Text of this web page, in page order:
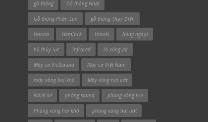
gỗ thông Gỗ thông Nhật
Gỗ thông Phần Lan gỗ thông Thụy Điển
Harvia Hemlock Hinoki hồng ngoại
hồ thủy lực Infrared lò xông đá
Máy cơ VietSauna Máy cơ Việt Nam
máy xông hơi khô Máy xông hơi ướt
Nhiệt kế phòng sauna phòng xông hơi
Phòng xông hơi khô phòng xông hơi ướt